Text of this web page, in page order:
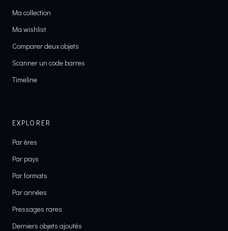
Ma collection
Ma wishlist
Comparer deux objets
Scanner un code barres
Timeline
EXPLORER
Par ères
Par pays
Par formats
Par années
Pressages rares
Derniers objets ajoutés